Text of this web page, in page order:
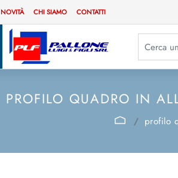
NOVITÀ CHI SIAMO CONTATTI
La
PROFILO QUADRO IN
profilo